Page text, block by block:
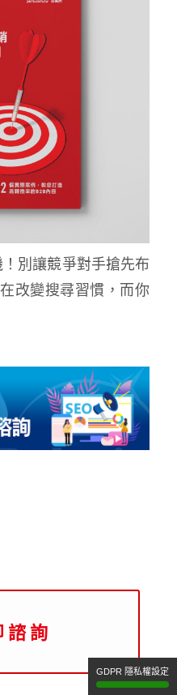
別讓競爭對手搶先布
改變搜尋習慣，而你
諮詢
GDPR 隱私權設定